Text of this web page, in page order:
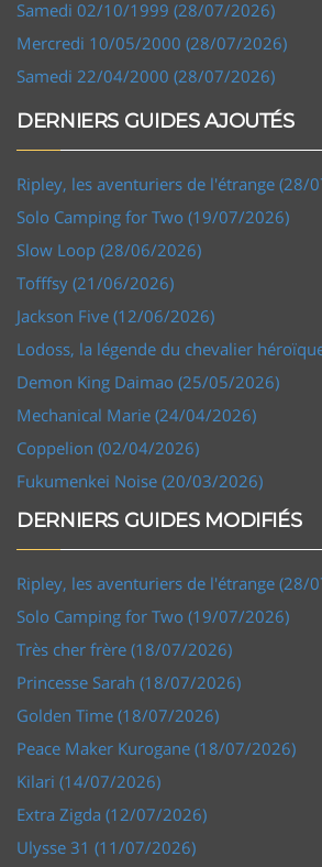
Samedi 02/10/1999 (28/07/2026)
Mercredi 10/05/2000 (28/07/2026)
Samedi 22/04/2000 (28/07/2026)
DERNIERS GUIDES AJOUTÉS
Ripley, les aventuriers de l'étrange (28/
Solo Camping for Two (19/07/2026)
Slow Loop (28/06/2026)
Tofffsy (21/06/2026)
Jackson Five (12/06/2026)
Lodoss, la légende du chevalier
Demon King Daimao (25/05/2026)
Mechanical Marie (24/04/2026)
Coppelion (02/04/2026)
Fukumenkei Noise (20/03/2026)
DERNIERS GUIDES MODIFIÉS
Ripley, les aventuriers de l'étrange (28/
Solo Camping for Two (19/07/2026)
Très cher frère (18/07/2026)
Princesse Sarah (18/07/2026)
Golden Time (18/07/2026)
Peace Maker Kurogane (18/07/2026)
Kilari (14/07/2026)
Extra Zigda (12/07/2026)
Ulysse 31 (11/07/2026)